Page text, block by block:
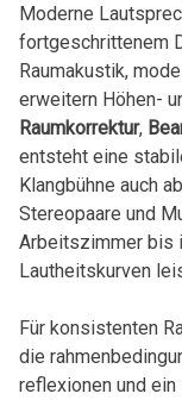
Moderne
fortgeschrittenem
Raumakustik,
erweitern Höhen-
Raumkorrektur,
entsteht eine
Klangbühne auch
Stereopaare und
Arbeitszimmer bis
‍Lautheitskurven
Für konsistenten
die
reflexionen und